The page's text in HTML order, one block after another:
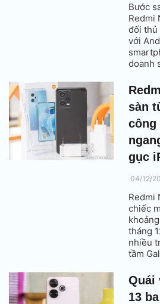
Bước
Redmi
đối thủ
với
doanh
như
có sạc
sàn
công
gục
04/12/
Redmi
chiếc
tháng
nhiều
tầm
chưa
Quái
13